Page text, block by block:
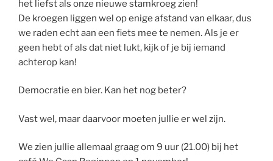
het liefst als onze nieuwe stamkroeg zien!
De kroegen liggen wel op enige afstand van elkaar, dus
we raden echt aan een fiets mee te nemen. Als je er
geen hebt of als dat niet lukt, kijk of je bij iemand
achterop kan!
Democratie en bier. Kan het nog beter?
Vast wel, maar daarvoor moeten jullie er wel zijn.
We zien jullie allemaal graag om 9 uur (21.00) bij het